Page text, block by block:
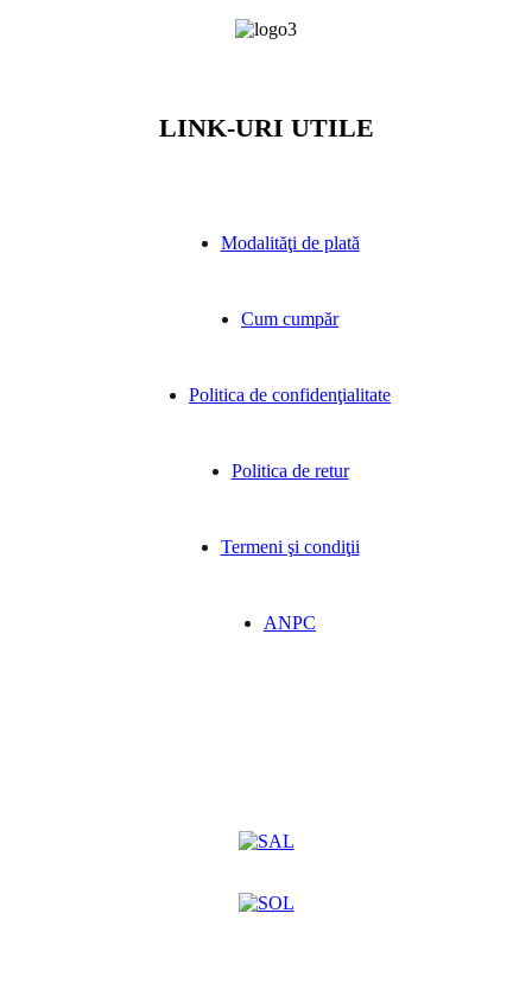
LINK-URI UTILE
Modalităţi de plată
Cum cumpăr
Politica de confidenţialitate
Politica de retur
Termeni şi condiţii
ANPC